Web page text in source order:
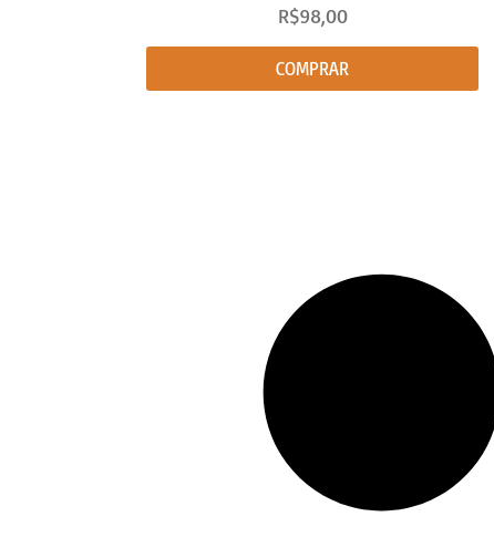
R$98,00
COMPRAR